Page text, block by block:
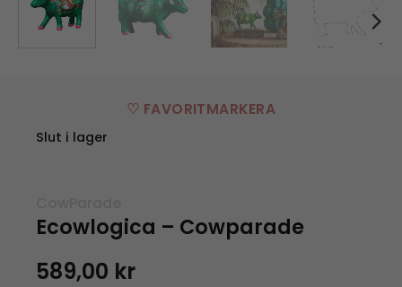
♡ FAVORITMARKERA
Slut i lager
Ecowlogica – Cowparade
589,00 kr